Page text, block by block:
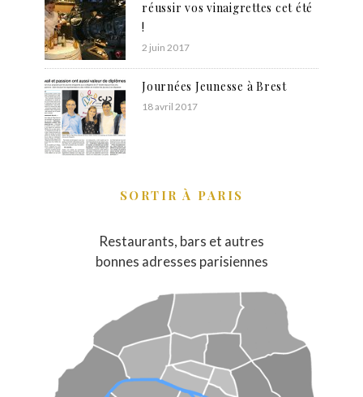
réussir vos vinaigrettes cet été
!
2 juin 2017
Journées Jeunesse à Brest
18 avril 2017
SORTIR À PARIS
Restaurants, bars et autres
bonnes adresses parisiennes